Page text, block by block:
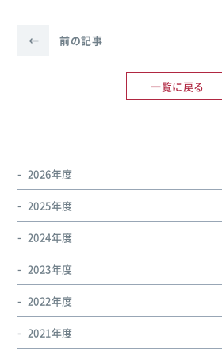
← 前の記事
一覧に戻る
2026年度
2025年度
2024年度
2023年度
2022年度
2021年度